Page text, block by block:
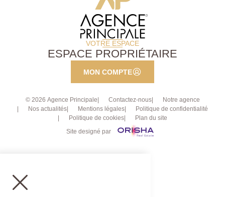
VOTRE ESPACE
ESPACE PROPRIÉTAIRE
MON COMPTE
© 2026 Agence Principale Contactez-nous
Notre agence
Nos actualités
Mentions légales
Politique de confidentialité
Politique de cookies
Plan du site
Site designé par